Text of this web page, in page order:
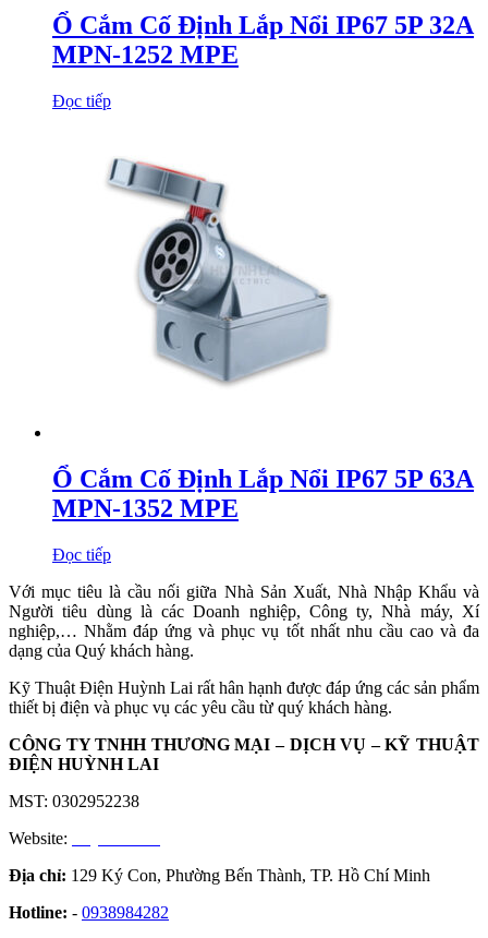
Ổ Cắm Cố Định Lắp Nổi IP67 5P 32A
MPN-1252 MPE
Đọc tiếp
Ổ Cắm Cố Định Lắp Nổi IP67 5P 63A
MPN-1352 MPE
Đọc tiếp
Với mục tiêu là cầu nối giữa Nhà Sản Xuất, Nhà Nhập Khẩu và
Người tiêu dùng là các Doanh nghiệp, Công ty, Nhà máy, Xí
nghiệp,… Nhằm đáp ứng và phục vụ tốt nhất nhu cầu cao và đa
dạng của Quý khách hàng.
Kỹ Thuật Điện Huỳnh Lai rất hân hạnh được đáp ứng các sản phẩm
thiết bị điện và phục vụ các yêu cầu từ quý khách hàng.
CÔNG TY TNHH THƯƠNG MẠI – DỊCH VỤ – KỸ THUẬT
ĐIỆN HUỲNH LAI
MST: 0302952238
Website:
Địa chỉ: 129 Ký Con, Phường Bến Thành, TP. Hồ Chí Minh
Hotline: - 0938984282